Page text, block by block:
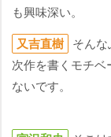
も興味深い。
又吉直樹 そんな
次作を書くモチ
ないです。